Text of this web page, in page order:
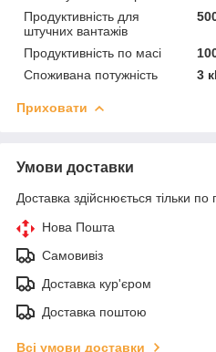
Продуктивність для
штучних вантажів
Продуктивність по масі
Споживана потужність
3
Приховати
Умови доставки
Доставка здійснюється тільки по
Нова Пошта
Самовивіз
Доставка кур'єром
Доставка поштою
Всі умови доставки